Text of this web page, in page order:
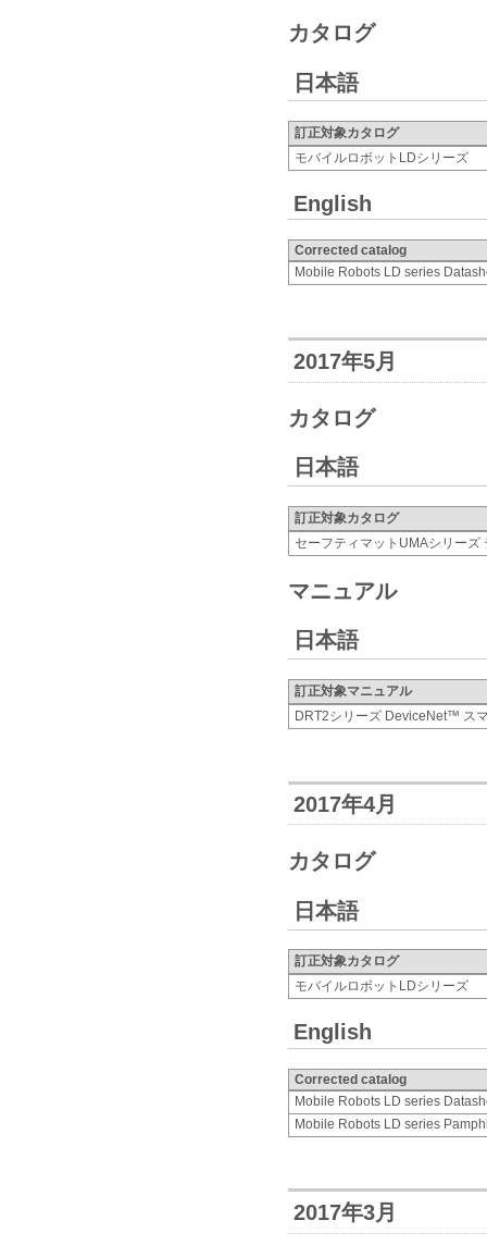
カタログ
日本語
訂正対象カタログ
モバイルロボットLDシリーズ
English
Corrected catalog
Mobile Robots LD series
2017年5月
カタログ
日本語
訂正対象カタログ
セーフティマットUMAシリーズ
マニュアル
日本語
訂正対象マニュアル
DRT2シリーズ DeviceNet™ ス
2017年4月
カタログ
日本語
訂正対象カタログ
モバイルロボットLDシリーズ
English
Corrected catalog
Mobile Robots LD series
Mobile Robots LD series
2017年3月